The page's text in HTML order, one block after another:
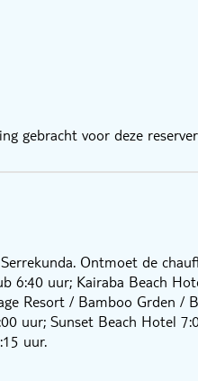
gebracht voor deze
Ontmoet de
6:40 uur; Kairaba Beach
Resort / Bamboo Grden /
uur; Sunset Beach Hotel
uur.